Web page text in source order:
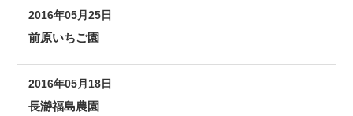
2016年05月25日
前原いちご園
2016年05月18日
長瀞福島農園